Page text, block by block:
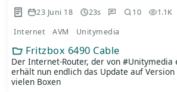
23 Juni 18 23s 10 1.1K
Internet AVM Unitymedia
Fritzbox 6490 Cable
Der Internet-Router, der von #Unitymedia
erhält nun endlich das Update auf
vielen Boxen